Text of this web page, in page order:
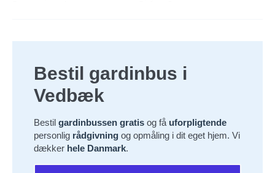
Bestil gardinbus i
Vedbæk
Bestil gardinbussen gratis og få uforpligtende
personlig rådgivning og opmåling i dit eget hjem. Vi
dækker hele Danmark.